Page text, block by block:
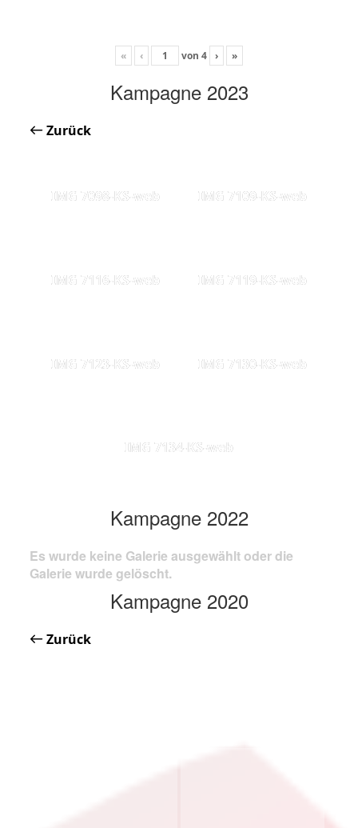
« ‹ von 4 › »
Kampagne 2023
Zurück
IMG 7098-KS-web IMG 7109-KS-web
IMG 7116-KS-web IMG 7119-KS-web
IMG 7123-KS-web IMG 7130-KS-web
IMG 7134-KS-web
Kampagne 2022
Es wurde keine Galerie ausgewählt oder die
Galerie wurde gelöscht.
Kampagne 2020
Zurück